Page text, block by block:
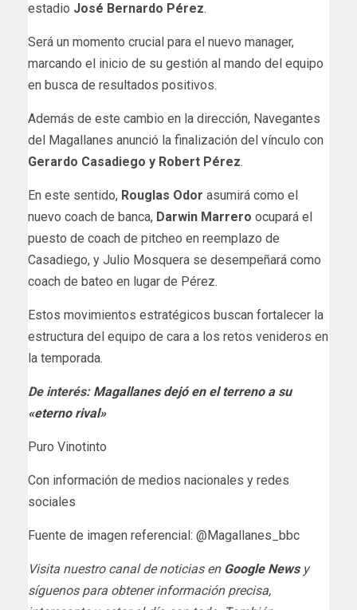
estadio José Bernardo Pérez.
Será un momento crucial para el nuevo manager,
marcando el inicio de su gestión al mando del equipo
en busca de resultados positivos.
Además de este cambio en la dirección, Navegantes
del Magallanes anunció la finalización del vínculo con
Gerardo Casadiego y Robert Pérez.
En este sentido, Rouglas Odor asumirá como el
nuevo coach de banca, Darwin Marrero ocupará el
puesto de coach de pitcheo en reemplazo de
Casadiego, y Julio Mosquera se desempeñará como
coach de bateo en lugar de Pérez.
Estos movimientos estratégicos buscan fortalecer la
estructura del equipo de cara a los retos venideros en
la temporada.
De interés: Magallanes dejó en el terreno a su
«eterno rival»
Puro Vinotinto
Con información de medios nacionales y redes
sociales
Fuente de imagen referencial: @Magallanes_bbc
Visita nuestro canal de noticias en Google Newsy
síguenos para obtener información precisa,